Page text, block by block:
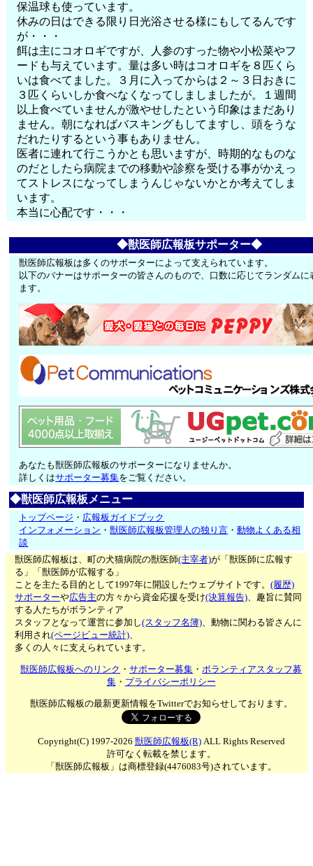
保温球も使っています。
休みの日はできる限り日光浴させる様にもしてるんです
が・・・
餌は主にコオロギですが、人参のすった物や小松菜やフ
ードも与えています。量は多い時はコオロギを８匹くら
いは食べてました。３月に入ってからは２～３日おきに
３匹くらいしか食べなくなってしましましたが。１週間
以上食べていませんが激やせしたという印象はまだあり
ません。朝になればバスキングもしてますし、頭をうな
だれたりするという事もありません。
医者に連れて行こうかとも思いますが、時期的なものな
のだとしたら病院までの移動や診察を受ける事がかえっ
てストレスになってしまうんじゃないかとか考えてしま
います。
本当に心配です・・・
◆獣医師広報板サポーター◆
獣医師広報板は多くのサポーターによって支えられています。
以下のバナーはサポーターの皆さんのもので、口数に応じてランダムに
ます。
あなたも獣医師広報板のサポーターになりませんか。
詳しくはサポーター募集をご覧ください。
◆獣医師広報板メニュー
トップページ ・ 広報板ガイドブック
インフォメーション ・獣医師広報板管理人の独り言 ・動物よくある相
談
獣医師広報板は、町の犬猫病院の獣医師(主宰者)が「獣医師に広報す
る」「獣医師が広報する」
ことを主たる目的として1997年に開設したウェブサイトです。(履歴)
サポーターや広告主の方々から資金応援を受け(決算報告)、趣旨に賛同
する人たちがボランティア
スタッフとなって運営に参加し(スタッフ名簿)、動物に関わる皆さんに
利用され(ページビュー統計)、
多くの人々に支えられています。
獣医師広報板へのリンク ・サポーター募集 ・ボランティアスタッフ募
集・ プライバシーポリシー
獣医師広報板の最新更新情報をTwitterでお知らせしております。
Copyright(C) 1997-2026 獣医師広報板(R)ALL Rights Reserved
許可なく転載を禁じます。
「獣医師広報板」は商標登録(4476083号)されています。